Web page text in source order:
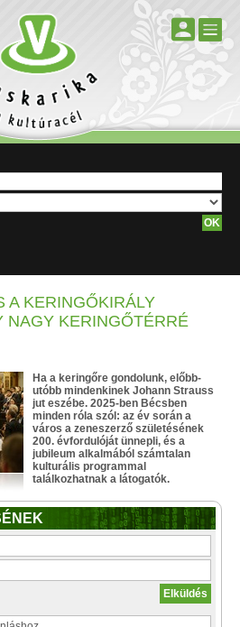
A KERINGŐKIRÁLY
NAGY KERINGŐTÉRRÉ
Ha a keringőre gondolunk, előbb-
utóbb mindenkinek Johann Strauss
jut eszébe. 2025-ben Bécsben
minden róla szól: az év során a
város a zeneszerző születésének
200. évfordulóját ünnepli, és a
jubileum alkalmából számtalan
kulturális programmal
találkozhatnak a látogatók.